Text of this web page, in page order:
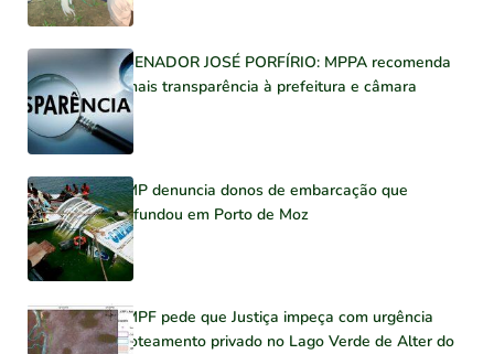
SENADOR JOSÉ PORFÍRIO: MPPA recomenda
mais transparência à prefeitura e câmara
MP denuncia donos de embarcação que
afundou em Porto de Moz
MPF pede que Justiça impeça com urgência
loteamento privado no Lago Verde de Alter do